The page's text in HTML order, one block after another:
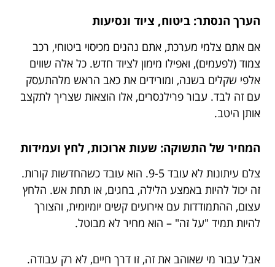
הערך הנסתר: ביטוח, ציוד ונסיעות
אם אתם צלמי מערכת, אתם נהנים מכיסוי ביטוחי, רכב
צמוד (לפעמים), ואפילו מימון לציוד חדש. כל אלה שווים
אלפי שקלים בשנה, ומורידים את כאב הראש מלהתעסק
עם זה לבד. עבור פרילנסרים, אלו הוצאות שצריך לתקצב
אותן היטב.
המחיר של התשוקה: שעות ארוכות, לחץ ועמידות
צלם עיתונות לא עובד 9-5. הוא עובד כשהחדשות קורות.
זה יכול להיות באמצע הלילה, בחגים, או תחת אש. הלחץ
עצום, ההתמודדות עם אירועים קשים יומיומית, והצורך
להיות תמיד "על זה" – הוא מחיר לא מבוטל.
אבל עבור מי שאוהב את זה, זו דרך חיים, לא רק עבודה.